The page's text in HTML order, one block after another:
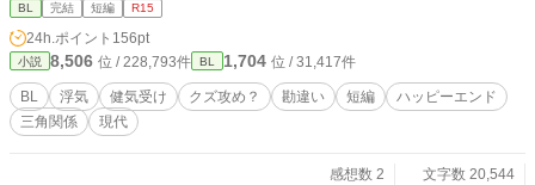
BL 完結 短編 R15
24h.ポイント 156pt
小説 8,506 位 / 228,793件 BL 1,704 位 / 31,417件
BL 浮気 健気受け クズ攻め？ 勘違い 短編
ハッピーエンド
三角関係
現代
感想数 2
文字数 20,544